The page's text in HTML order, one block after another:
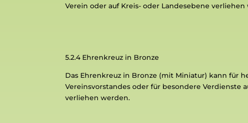
Verein oder auf Kreis- oder Landesebene verliehen
5.2.4 Ehrenkreuz in Bronze
Das Ehrenkreuz in Bronze (mit Miniatur) kann für
Vereinsvorstandes oder für besondere Verdienste
verliehen werden.